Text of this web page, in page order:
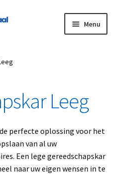
Menu
Leeg
perfecte oplossing voor het
van al uw
Een lege gereedschapskar
naar uw eigen wensen in te